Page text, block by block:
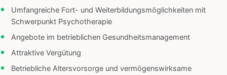
Umfangreiche Fort- und Weiterbildungsmöglichkeiten mit
Schwerpunkt Psychotherapie
Angebote im betrieblichen Gesundheitsmanagement
Attraktive Vergütung
Betriebliche Altersvorsorge und vermögenswirksame